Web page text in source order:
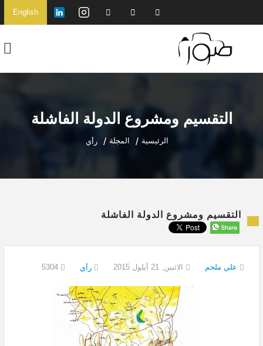
English
التقسيم ومشروع الدولة الفاشلة
الرئيسية المجلة رأي
التقسيم ومشروع الدولة الفاشلة
علي ملحم الاثنين, 21 أيلول 2015 رأي